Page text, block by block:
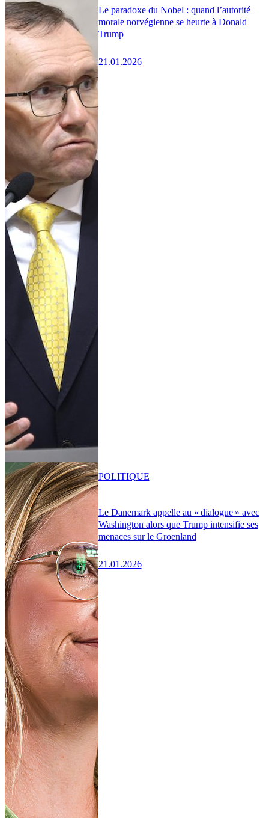
Le paradoxe du Nobel : quand l’autorité
morale norvégienne se heurte à Donald
Trump
21.01.2026
Le Danemark appelle au « dialogue » avec
Washington alors que Trump intensifie ses
menaces sur le Groenland
21.01.2026
POLITIQUE